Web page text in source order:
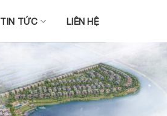
TIN TỨC LIÊN HỆ